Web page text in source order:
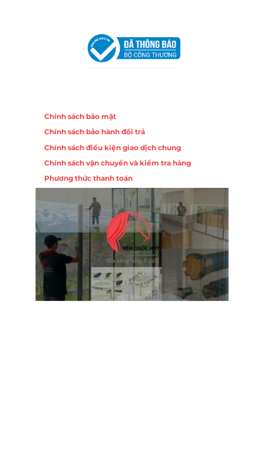
Chính sách bảo mật
Chính sách bảo hành đổi trả
Chính sách điều kiện giao dịch chung
Chính sách vận chuyển và kiểm tra hàng
Phương thức thanh toán